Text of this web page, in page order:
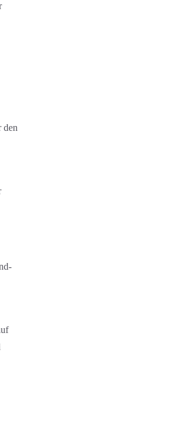
den